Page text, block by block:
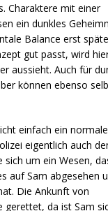
Charaktere mit einer
ein dunkles
Balance erst
gut passt, wird
aussieht. Auch für
können ebenso
einfach ein
eigentlich auch
sich um ein Wesen,
auf Sam abgesehen
Die Ankunft von
gerettet, da ist Sam